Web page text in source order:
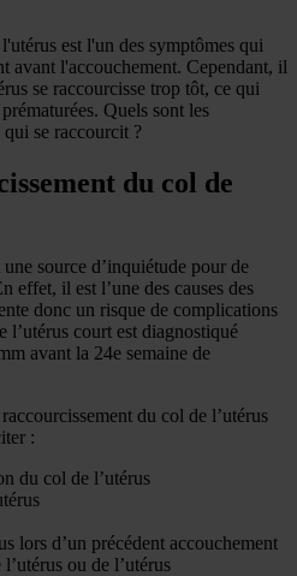
est l'un des symptômes qui
avant l'accouchement. Cependant, il
se raccourcisse trop tôt, ce qui
Quels sont les
se raccourcit ?
du col de
source d’inquiétude pour de
effet, il est l’une des causes des
donc un risque de complications
l’utérus court est diagnostiqué
avant la 24e semaine de
du col de l’utérus
:
du col de l’utérus
lors d’un précédent accouchement
ou de l’utérus